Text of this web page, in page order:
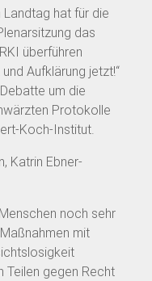
hat für die
das
überführen
Aufklärung jetzt!“
um die
Protokolle
Koch-Institut.
Katrin Ebner-
noch sehr
mit
Teilen gegen Recht